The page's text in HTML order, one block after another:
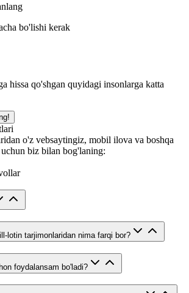
bo'lishi kerak
hissa qo'shgan quyidagi insonlarga katta
o'z vebsaytingiz, mobil ilova va boshqa
biz bilan bog'laning:
lotin tarjimonlaridan nima farqi bor?
foydalansam bo'ladi?